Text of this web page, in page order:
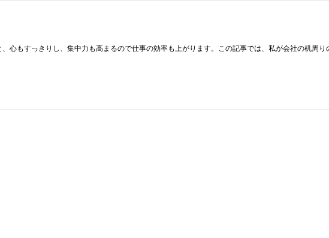
心もすっきりし、集中力も高まるので仕事の効率も上がります。この記事では、私が会社の机周